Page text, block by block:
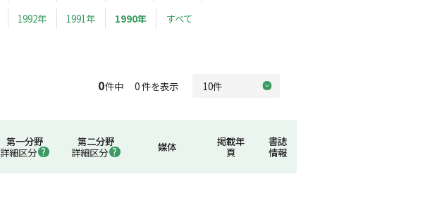
1992年 1991年 1990年 すべて
0件中 0 件を表示
第一分野
詳細区分
第二分野
詳細区分
媒体
掲載年
頁
書誌
情報